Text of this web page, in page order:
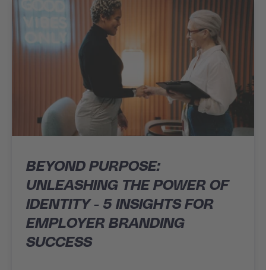
BEYOND PURPOSE:
UNLEASHING THE POWER OF
IDENTITY - 5 INSIGHTS FOR
EMPLOYER BRANDING
SUCCESS